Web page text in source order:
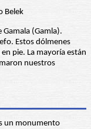
Gamala (Gamla).
Estos dólmenes
pie. La mayoría están
nuestros
un monumento